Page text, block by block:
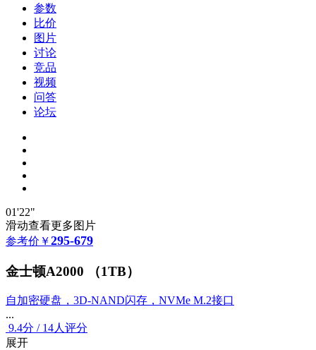
参数
比价
图片
讨论
竞品
视频
问答
论坛
01'22"
滑动查看更多图片
参考价 ￥295-679
金士顿A2000 （1TB）
自加密硬盘，3D-NAND闪存，NVMe M.2接口
...
9.4分 / 14人评分
展开